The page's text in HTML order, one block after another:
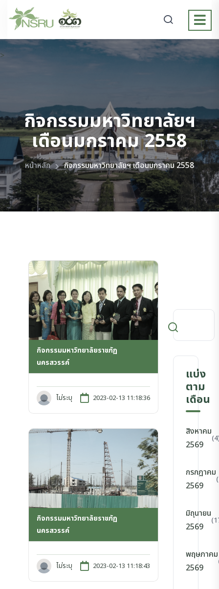
>
กิจกรรมมหาวิทยาลัยฯ
เดือนมกราคม 2558
หน้าหลัก กิจกรรมมหาวิทยาลัยฯ เดือนมกราคม 2558
กิจกรรมมหาวิทยาลัยราชภัฏ
นครสวรรค์
ไม่ระบุ 2023-02-13 11:18:36
กิจกรรมมหาวิทยาลัยราชภัฏ
นครสวรรค์
ไม่ระบุ 2023-02-13 11:18:43
แบ่ง
ตาม
เดือน
สิงหาคม
2569
กรกฎาคม
2569
มิถุนายน
2569
พฤษภาคม
2569